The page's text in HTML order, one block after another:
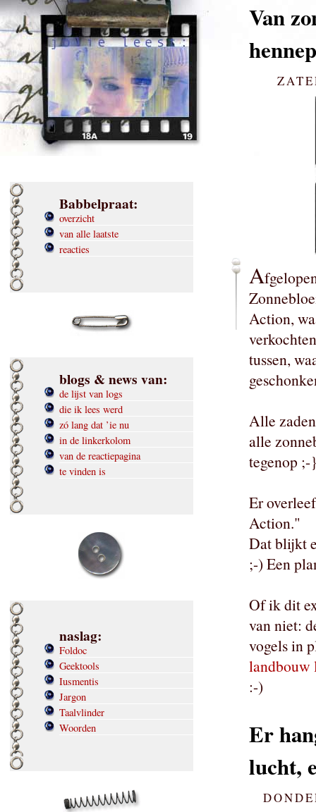
Babbelpraat:
overzicht
van alle laatste
reacties
blogs & news van:
de lijst van logs
die ik lees werd
zó lang dat ’ie nu
in de linkerkolom
van de reactiepagina
te vinden is
naslag:
Foldoc
Geektools
Iusmentis
Jargon
Taalvlinder
Woorden
Van
A
Action,
tussen,
Alle
alle
tegenop
Er
Action."
Dat blijkt
;-) Een
Of ik dit
van niet:
vogels in
landbouw
:-)
Er
lucht,